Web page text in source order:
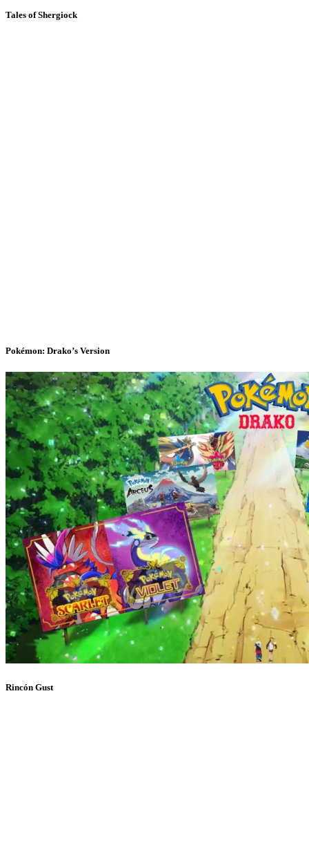
Tales of Shergiock
Pokémon: Drako’s Version
Rincón Gust